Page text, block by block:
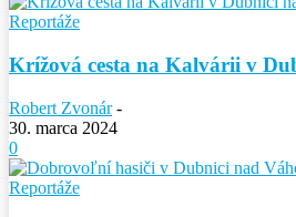
Reportáže
Krížová cesta na Kalvárii v
Robert Zvonár -
30. marca 2024
0
Reportáže